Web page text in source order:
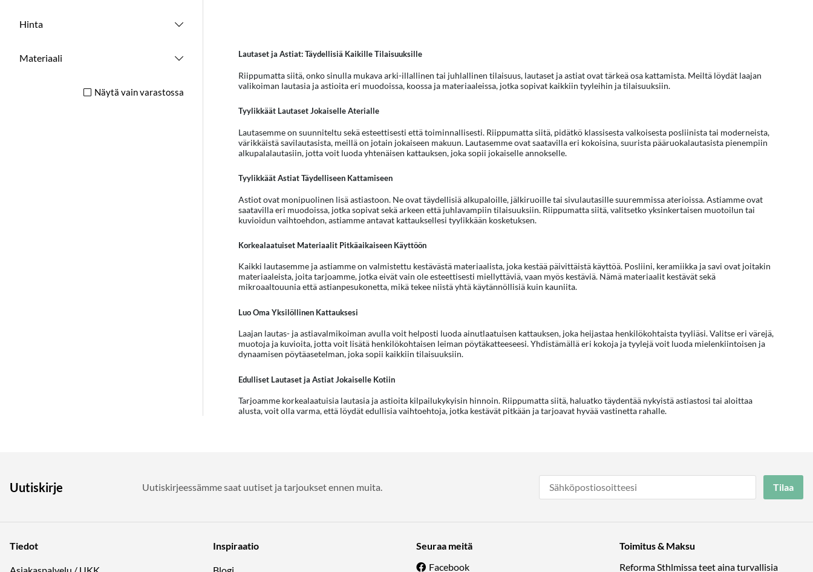
Hinta
Materiaali
Näytä vain varastossa
Lautaset ja Astiat: Täydellisiä Kaikille Tilaisuuksille
Riippumatta siitä, onko sinulla mukava arki-illallinen tai juhlallinen tilaisuus, lautaset ja astiat ovat tärkeä osa kattamista. Meiltä löydät laajan
valikoiman lautasia ja astioita eri muodoissa, koossa ja materiaaleissa, jotka sopivat kaikkiin tyyleihin ja tilaisuuksiin.
Tyylikkäät Lautaset Jokaiselle Aterialle
Lautasemme on suunniteltu sekä esteettisesti että toiminnallisesti. Riippumatta siitä, pidätkö klassisesta valkoisesta posliinista tai moderneista,
värikkäistä savilautasista, meillä on jotain jokaiseen makuun. Lautasemme ovat saatavilla eri kokoisina, suurista pääruokalautasista pienempiin
alkupalalautasiin, jotta voit luoda yhtenäisen kattauksen, joka sopii jokaiselle annokselle.
Tyylikkäät Astiat Täydelliseen Kattamiseen
Astiot ovat monipuolinen lisä astiastoon. Ne ovat täydellisiä alkupaloille, jälkiruoille tai sivulautasille suuremmissa aterioissa. Astiamme ovat
saatavilla eri muodoissa, jotka sopivat sekä arkeen että juhlavampiin tilaisuuksiin. Riippumatta siitä, valitsetko yksinkertaisen muotoilun tai
kuvioidun vaihtoehdon, astiamme antavat kattauksellesi tyylikkään kosketuksen.
Korkealaatuiset Materiaalit Pitkäaikaiseen Käyttöön
Kaikki lautasemme ja astiamme on valmistettu kestävästä materiaalista, joka kestää päivittäistä käyttöä. Posliini, keramiikka ja savi ovat joitakin
materiaaleista, joita tarjoamme, jotka eivät vain ole esteettisesti miellyttäviä, vaan myös kestäviä. Nämä materiaalit kestävät sekä
mikroaaltouunia että astianpesukonetta, mikä tekee niistä yhtä käytännöllisiä kuin kauniita.
Luo Oma Yksilöllinen Kattauksesi
Laajan lautas- ja astiavalmikoiman avulla voit helposti luoda ainutlaatuisen kattauksen, joka heijastaa henkilökohtaista tyyliäsi. Valitse eri värejä,
muotoja ja kuvioita, jotta voit lisätä henkilökohtaisen leiman pöytäkatteeseesi. Yhdistämällä eri kokoja ja tyylejä voit luoda mielenkiintoisen ja
dynaamisen pöytäasetelman, joka sopii kaikkiin tilaisuuksiin.
Edulliset Lautaset ja Astiat Jokaiselle Kotiin
Tarjoamme korkealaatuisia lautasia ja astioita kilpailukykyisin hinnoin. Riippumatta siitä, haluatko täydentää nykyistä astiastosi tai aloittaa
alusta, voit olla varma, että löydät edullisia vaihtoehtoja, jotka kestävät pitkään ja tarjoavat hyvää vastinetta rahalle.
Uutiskirje Uutiskirjeessämme saat uutiset ja tarjoukset ennen muita. Tilaa
Tiedot Inspiraatio
Seuraa meitä
Facebook
Toimitus & Maksu
Reforma Sthlmissa teet aina turvallisia